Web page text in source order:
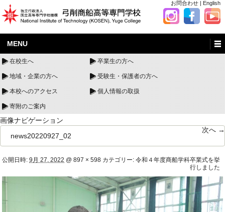
お問合わせ | English
MENU
在校生へ 卒業生の方へ
地域・企業の方へ 受験生・保護者の方へ
本校へのアクセス 個人情報の取扱
寄附のご案内
画像ナビゲーション
次へ →
news20220927_02
公開日時: 9月 27, 2022 @ 897 × 598 カテゴリー: 令和４年度商船学科卒業式を挙
行しました